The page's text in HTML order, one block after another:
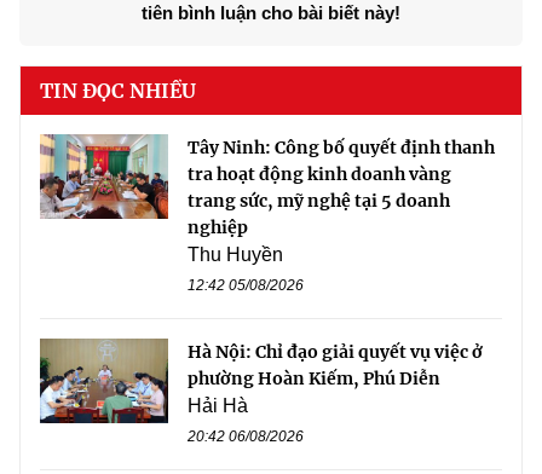
tiên bình luận cho bài biết này!
TIN ĐỌC NHIỀU
Tây Ninh: Công bố quyết định thanh
tra hoạt động kinh doanh vàng
trang sức, mỹ nghệ tại 5 doanh
nghiệp
Thu Huyền
12:42 05/08/2026
Hà Nội: Chỉ đạo giải quyết vụ việc ở
phường Hoàn Kiếm, Phú Diễn
Hải Hà
20:42 06/08/2026